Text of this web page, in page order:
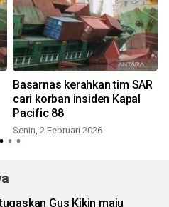
Basarnas kerahkan tim SAR
cari korban insiden Kapal
Pacific 88
Senin, 2 Februari 2026
Gus Kikin maju